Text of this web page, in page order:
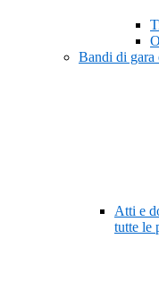
Bandi di gara
Atti e
tutte le